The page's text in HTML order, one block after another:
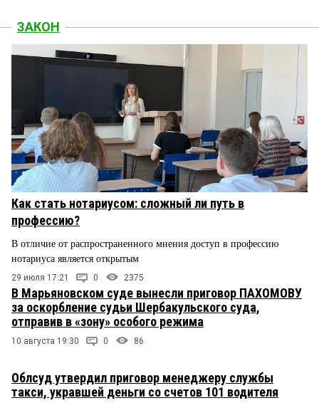
ЗАКОН
Как стать нотариусом: сложный ли путь в
профессию?
В отличие от распространенного мнения доступ в профессию
нотариуса является открытым
29 июля 17:21 0 2375
В Марьяновском суде вынесли приговор ПАХОМОВУ
за оскорбление судьи Шербакульского суда,
отправив в «зону» особого режима
10 августа 19:30 0 86
Облсуд утвердил приговор менеджеру службы
такси, укравшей деньги со счетов 101 водителя